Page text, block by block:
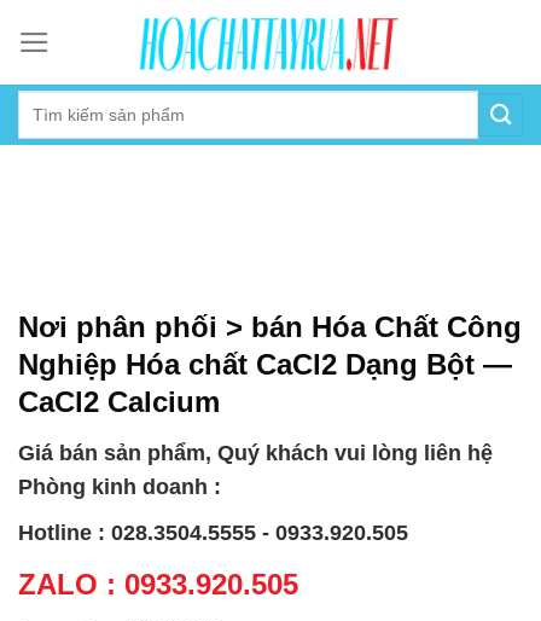
content
Nơi phân phối > bán Hóa Chất Công
Nghiệp Hóa chất CaCl2 Dạng Bột —
CaCl2 Calcium
Giá bán sản phẩm, Quý khách vui lòng liên hệ
Phòng kinh doanh :
Hotline : 028.3504.5555 - 0933.920.505
ZALO : 0933.920.505